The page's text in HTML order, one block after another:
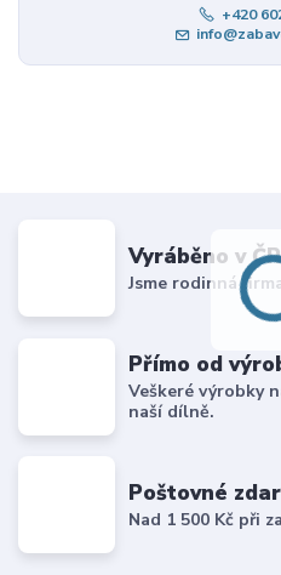
+420
Vyráběno v ČR
Jsme rodinná
Přímo od
Veškeré výrobky
naší dílně.
Poštovné
Nad 1 500 Kč při